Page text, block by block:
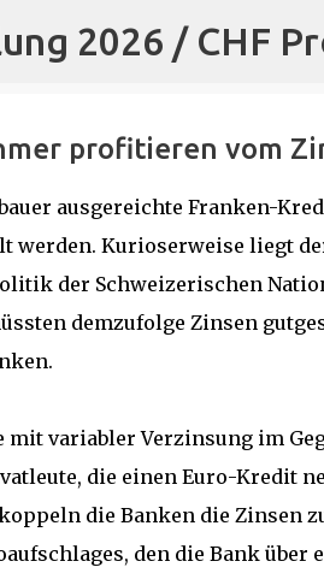
2026 / CHF
profitieren vom
ausgereichte Franken-
werden. Kurioserweise liegt
der Schweizerischen
demzufolge Zinsen
variabler Verzinsung im
die einen Euro-Kredit
die Banken die Zinsen
den die Bank